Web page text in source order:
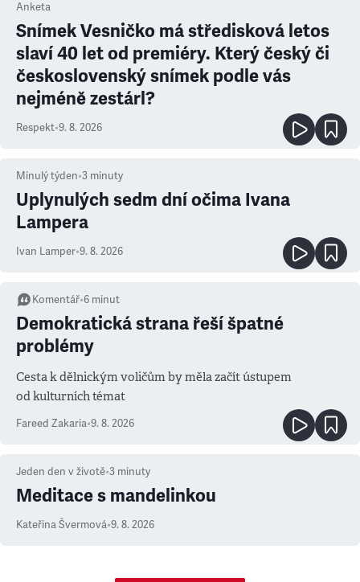
Anketa
Snímek Vesničko má středisková letos
slaví 40 let od premiéry. Který český či
československý snímek podle vás
nejméně zestárl?
Respekt•9. 8. 2026
Minulý týden•3 minuty
Uplynulých sedm dní očima Ivana
Lampera
Ivan Lamper•9. 8. 2026
Komentář•6 minut
Demokratická strana řeší špatné
problémy
Cesta k dělnickým voličům by měla začít ústupem
od kulturních témat
Fareed Zakaria•9. 8. 2026
Jeden den v životě•3 minuty
Meditace s mandelinkou
Kateřina Švermová•9. 8. 2026